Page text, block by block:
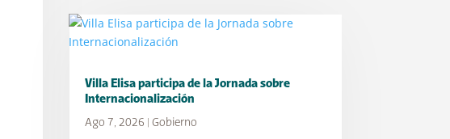
Villa Elisa participa de la Jornada sobre
Internacionalización
Ago 7, 2026
Gobierno